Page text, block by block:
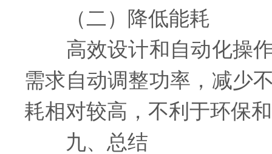
（二）降低能耗
高效设计和自动化操作
需求自动调整功率，减少
耗相对较高，不利于环保
九、总结